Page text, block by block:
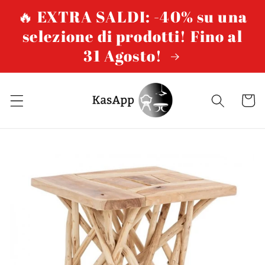
direttamente
ai contenuti
🔥 EXTRA SALDI: -40% su una
selezione di prodotti! Fino al
31 Agosto!
Carrello